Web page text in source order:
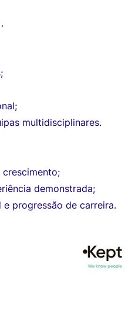
multidisciplinares.
demonstrada;
progressão de carreira.